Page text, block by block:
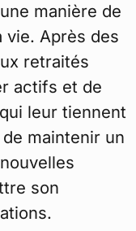
manière de
vie. Après des
retraités
actifs et de
leur tiennent
maintenir un
son